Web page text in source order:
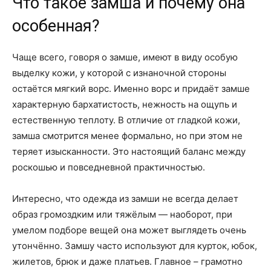
особенная?
Чаще всего, говоря о замше, имеют в виду особую
выделку кожи, у которой с изнаночной стороны
остаётся мягкий ворс. Именно ворс и придаёт замше
характерную бархатистость, нежность на ощупь и
естественную теплоту. В отличие от гладкой кожи,
замша смотрится менее формально, но при этом не
теряет изысканности. Это настоящий баланс между
роскошью и повседневной практичностью.
Интересно, что одежда из замши не всегда делает
образ громоздким или тяжёлым — наоборот, при
умелом подборе вещей она может выглядеть очень
утончённо. Замшу часто используют для курток, юбок,
жилетов, брюк и даже платьев. Главное – грамотно